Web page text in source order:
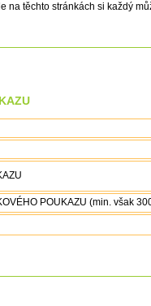
na těchto stránkách si každý
POUKAZU (min. však